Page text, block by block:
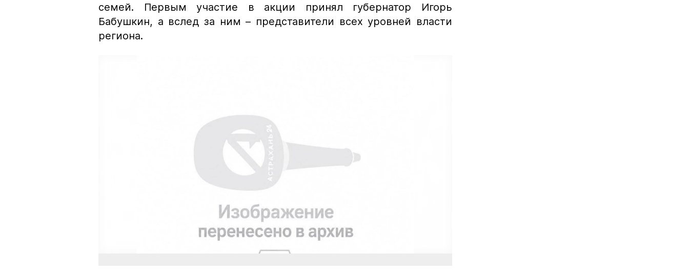
семей. Первым участие в акции принял губернатор Игорь
Бабушкин, а вслед за ним – представители всех уровней власти
региона.